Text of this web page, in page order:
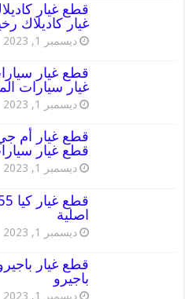
غيار كاديلاك
ديسمبر 1, 2023
غيار سيارات
ديسمبر 1, 2023
قطع غيار
ديسمبر 1, 2023
اصلية
ديسمبر 1, 2023
باجيرو
ديسمبر 1, 2023